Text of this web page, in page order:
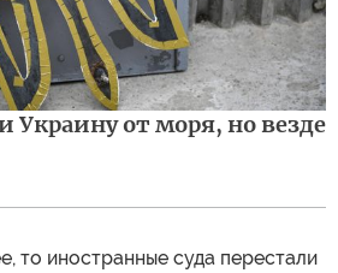
Украину от моря, но везде
то иностранные суда перестали